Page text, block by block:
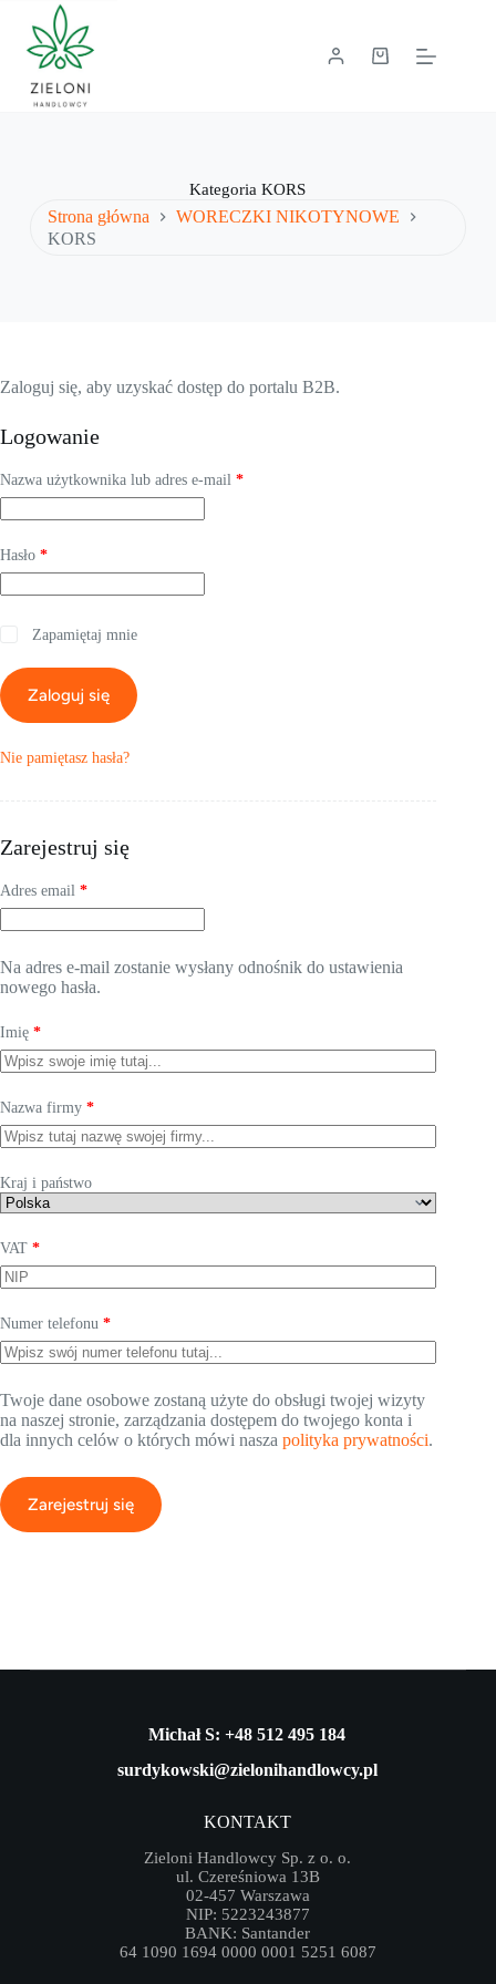
treści
Koszyk
Kategoria KORS
Strona główna
WORECZKI NIKOTYNOWE
KORS
Zaloguj się, aby uzyskać dostęp do portalu B2B.
Logowanie
Nazwa użytkownika lub adres e-mail *Wymagane
Hasło *Wymagane
Zapamiętaj mnie
Zaloguj się
Nie pamiętasz hasła?
Zarejestruj się
Adres email *Wymagane
Na adres e-mail zostanie wysłany odnośnik do ustawienia
nowego hasła.
Imię *
Nazwa firmy *
Kraj i państwo
VAT *
Numer telefonu *
Twoje dane osobowe zostaną użyte do obsługi twojej wizyty
na naszej stronie, zarządzania dostępem do twojego konta i
dla innych celów o których mówi nasza polityka prywatności.
Zarejestruj się
Michał S: +48 512 495 184
surdykowski@zielonihandlowcy.pl
KONTAKT
Zieloni Handlowcy Sp. z o. o.
ul. Czereśniowa 13B
02-457 Warszawa
NIP: 5223243877
BANK: Santander
64 1090 1694 0000 0001 5251 6087